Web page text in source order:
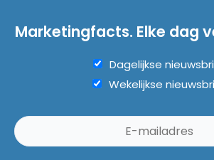
Marketingfacts. Elke dag
Dagelijkse
Wekelijkse